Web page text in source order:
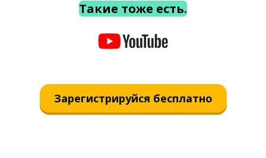
Такие тоже есть.
Зарегистрируйся бесплатно